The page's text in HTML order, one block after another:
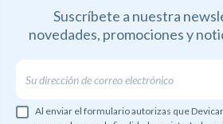
Suscríbete a nuestra
novedades, promociones y
Al enviar el formulario autorizas que